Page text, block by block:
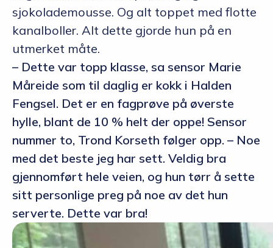
sjokolademousse. Og alt toppet med flotte
kanalboller. Alt dette gjorde hun på en
utmerket måte.
– Dette var topp klasse, sa sensor Marie
Måreide som til daglig er kokk i Halden
Fengsel. Det er en fagprøve på øverste
hylle, blant de 10 % helt der oppe! Sensor
nummer to, Trond Korseth følger opp. – Noe
med det beste jeg har sett. Veldig bra
gjennomført hele veien, og hun tørr å sette
sitt personlige preg på noe av det hun
serverte. Dette var bra!